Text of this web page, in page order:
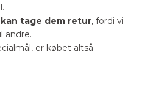
tage dem retur, fordi vi
andre.
er købet altså